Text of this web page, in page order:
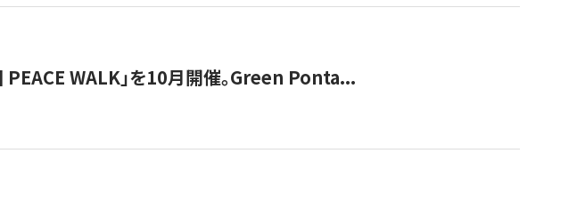
PEACE WALK」を10月開催。Green Ponta...